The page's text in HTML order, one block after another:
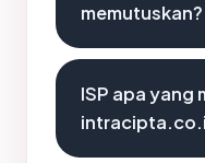
memutuskan?
ISP apa yang